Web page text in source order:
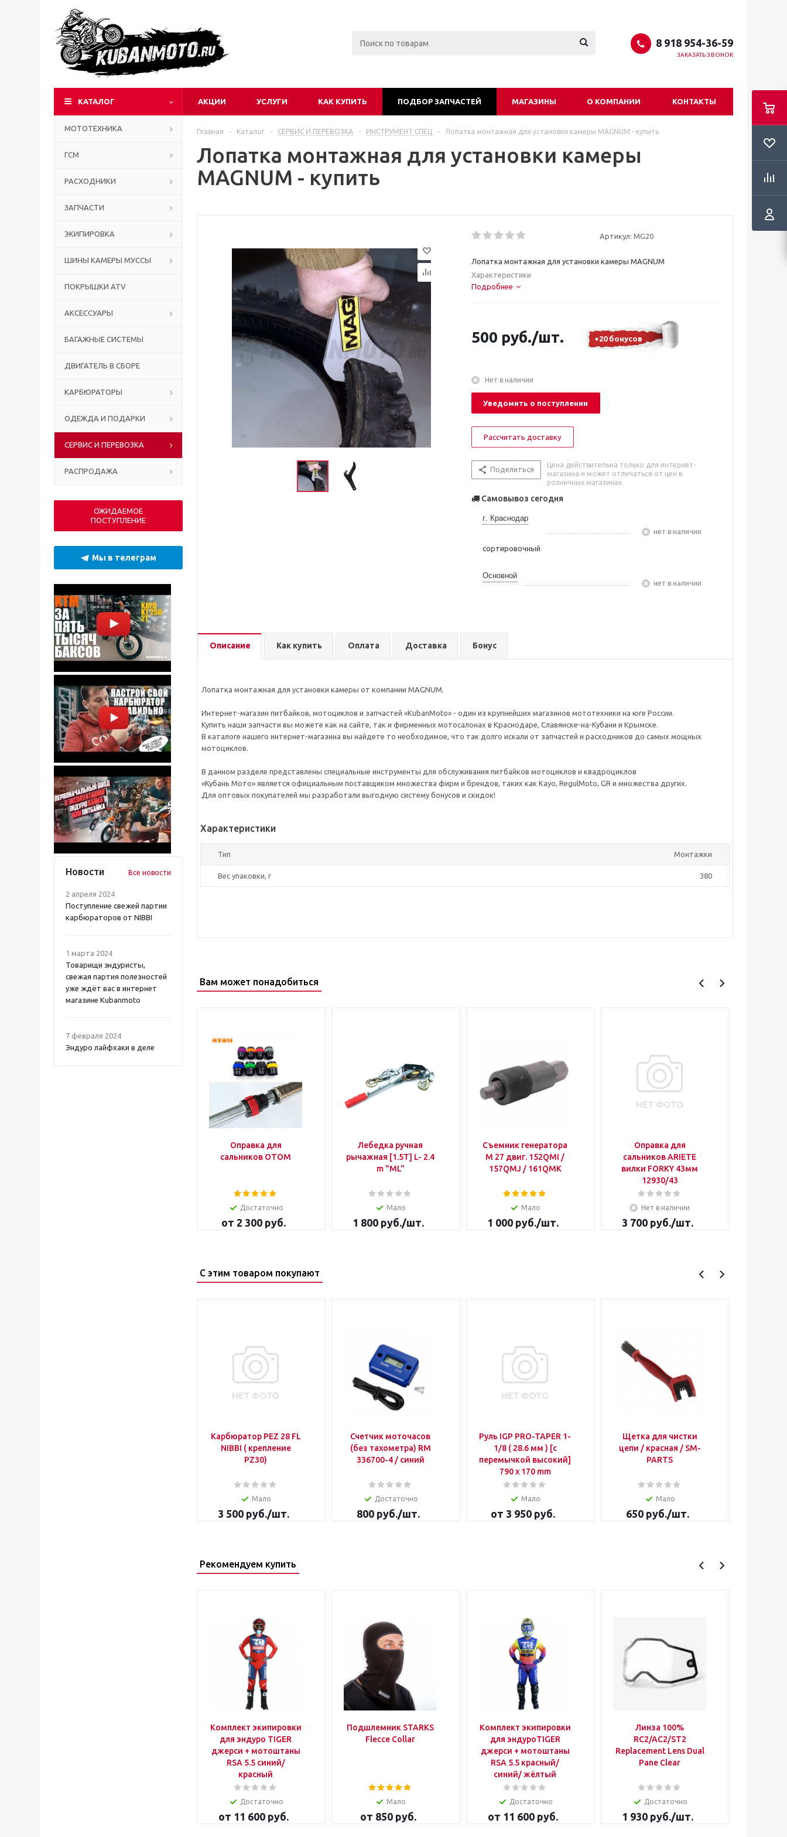
8 918 954-36-59
ЗАКАЗАТЬ ЗВОНОК
КАТАЛОГ АКЦИИ УСЛУГИ КАК КУПИТЬ ПОДБОР ЗАПЧАСТЕЙ МАГАЗИНЫ О КОМПАНИИ КОНТАКТЫ
МОТОТЕХНИКА
ГСМ
РАСХОДНИКИ
ЗАПЧАСТИ
ЭКИПИРОВКА
ШИНЫ КАМЕРЫ МУССЫ
ПОКРЫШКИ ATV
АКСЕССУАРЫ
БАГАЖНЫЕ СИСТЕМЫ
ДВИГАТЕЛЬ В СБОРЕ
КАРБЮРАТОРЫ
ОДЕЖДА И ПОДАРКИ
СЕРВИС И ПЕРЕВОЗКА
РАСПРОДАЖА
ОЖИДАЕМОЕ
ПОСТУПЛЕНИЕ
Мы в телеграм
Новости Все новости
2 апреля 2024
Поступление свежей партии
карбюраторов от NIBBI
1 марта 2024
Товарищи эндуристы,
свежая партия полезностей
уже ждёт вас в интернет
магазине Kubanmoto
7 февраля 2024
Эндуро лайфхаки в деле
Главная - Каталог - СЕРВИС И ПЕРЕВОЗКА - ИНСТРУМЕНТ СПЕЦ - Лопатка монтажная для установки камеры MAGNUM - купить
Лопатка монтажная для установки камеры
MAGNUM - купить
Артикул: MG20
Лопатка монтажная для установки камеры MAGNUM
Характеристики
Подробнее
500 руб./шт. +20 бонусов
Нет в наличии
Уведомить о поступлении
Рассчитать доставку
Поделиться
Цена действительна только для интернет-
магазина и может отличаться от цен в
розничных магазинах
Самовывоз сегодня
г. Краснодар
сортировочный
Нет в наличии
Основной
Нет в наличии
Описание Как купить Оплата Доставка Бонус
Лопатка монтажная для установки камеры от компании MAGNUM.
Интернет-магазин питбайков, мотоциклов и запчастей «KubanMoto» - один из крупнейших магазинов мототехники на юге России.
Купить наши запчасти вы можете как на сайте, так и фирменных мотосалонах в Краснодаре, Славянске-на-Кубани и Крымске.
В каталоге нашего интернет-магазина вы найдете то необходимое, что так долго искали от запчастей и расходников до самых мощных
мотоциклов.
В данном разделе представлены специальные инструменты для обслуживания питбайков мотоциклов и квадроциклов
«Кубань Мото» является официальным поставщиком множества фирм и брендов, таких как Kayo, RegulMoto, GR и множества других.
Для оптовых покупателей мы разработали выгодную систему бонусов и скидок!
Характеристики
Тип Монтажки
Вес упаковки, г 380
Вам может понадобиться
Оправка для
сальников OTOM
Достаточно
от 2 300 руб.
Лебедка ручная
рычажная [1.5T] L- 2.4
m "ML"
Мало
1 800 руб./шт.
Съемник генератора
M 27 двиг. 152QMI /
157QMJ / 161QMK
Мало
1 000 руб./шт.
Оправка для
сальников ARIETE
вилки FORKY 43мм
12930/43
Нет в наличии
3 700 руб./шт.
С этим товаром покупают
Карбюратор PEZ 28 FL
NIBBI ( крепление
PZ30)
Мало
3 500 руб./шт.
Счетчик моточасов
(без тахометра) RM
336700-4 / синий
Достаточно
800 руб./шт.
Руль IGP PRO-TAPER 1-
1/8 ( 28.6 мм ) [с
перемычкой высокий]
790 х 170 mm
Мало
от 3 950 руб.
Щетка для чистки
цепи / красная / SM-
PARTS
Мало
650 руб./шт.
Рекомендуем купить
Комплект экипировки
для эндуро TIGER
джерси + мотоштаны
RSA 5.5 синий/
красный
Достаточно
от 11 600 руб.
Подшлемник STARKS
Flecce Collar
Мало
от 850 руб.
Комплект экипировки
для эндуроTIGER
джерси + мотоштаны
RSA 5.5 красный/
синий/ жёлтый
Достаточно
от 11 600 руб.
Линза 100%
RC2/AC2/ST2
Replacement Lens Dual
Pane Clear
Достаточно
1 930 руб./шт.